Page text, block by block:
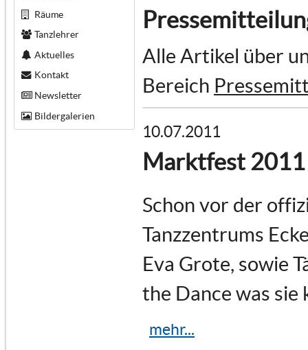
Räume
Tanzlehrer
Aktuelles
Kontakt
Newsletter
Bildergalerien
Alle Artikel über
Bereich
10.07.2011
Marktfest 2011
Schon vor der
Tanzzentrums
Eva Grote, sowie
the Dance was sie
mehr...